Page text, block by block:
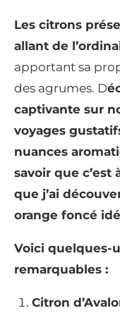
Les citrons
allant de
apportant sa
des agrumes. D
captivante sur
voyages
nuances
savoir que c’est
que j’ai
orange foncé
Voici quelques-
remarquables :
Citron